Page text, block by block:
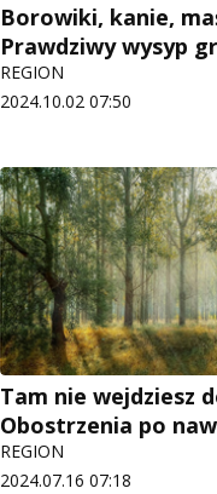
Borowiki, kanie,
Prawdziwy wysyp
REGION
2024.10.02 07:50
Tam nie wejdziesz
Obostrzenia po
REGION
2024.07.16 07:18